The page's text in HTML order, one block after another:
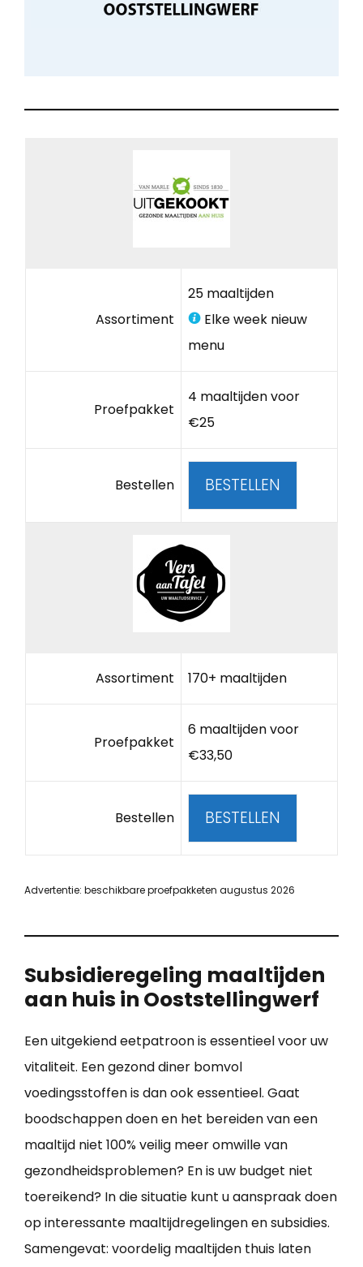
Assortiment
25 maaltijden
Elke week nieuw
menu
Proefpakket
4 maaltijden voor
€25
Bestellen BESTELLEN
Assortiment 170+ maaltijden
Proefpakket
6 maaltijden voor
€33,50
Bestellen BESTELLEN
Advertentie: beschikbare proefpakketen augustus 2026
Subsidieregeling maaltijden
aan huis in Ooststellingwerf
Een uitgekiend eetpatroon is essentieel voor uw
vitaliteit. Een gezond diner bomvol
voedingsstoffen is dan ook essentieel. Gaat
boodschappen doen en het bereiden van een
maaltijd niet 100% veilig meer omwille van
gezondheidsproblemen? En is uw budget niet
toereikend? In die situatie kunt u aanspraak doen
op interessante maaltijdregelingen en subsidies.
Samengevat: voordelig maaltijden thuis laten